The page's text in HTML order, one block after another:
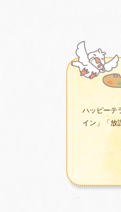
ハッピーテ
イン」「放